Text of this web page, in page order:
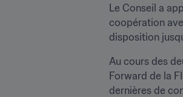
Le Conseil a
coopération
disposition
Au cours des
Forward de la
dernières de